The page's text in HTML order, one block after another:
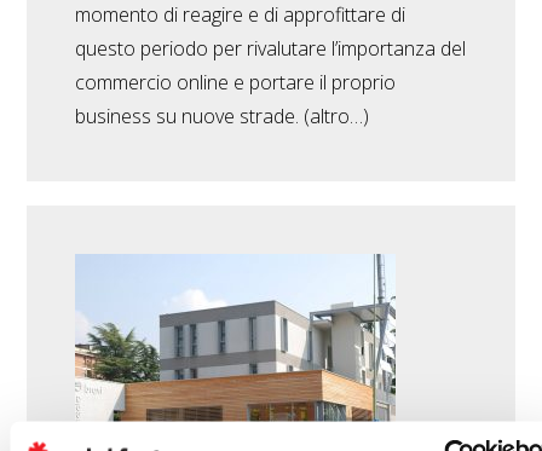
momento di reagire e di approfittare di
questo periodo per rivalutare l’importanza del
commercio online e portare il proprio
business su nuove strade. (altro…)